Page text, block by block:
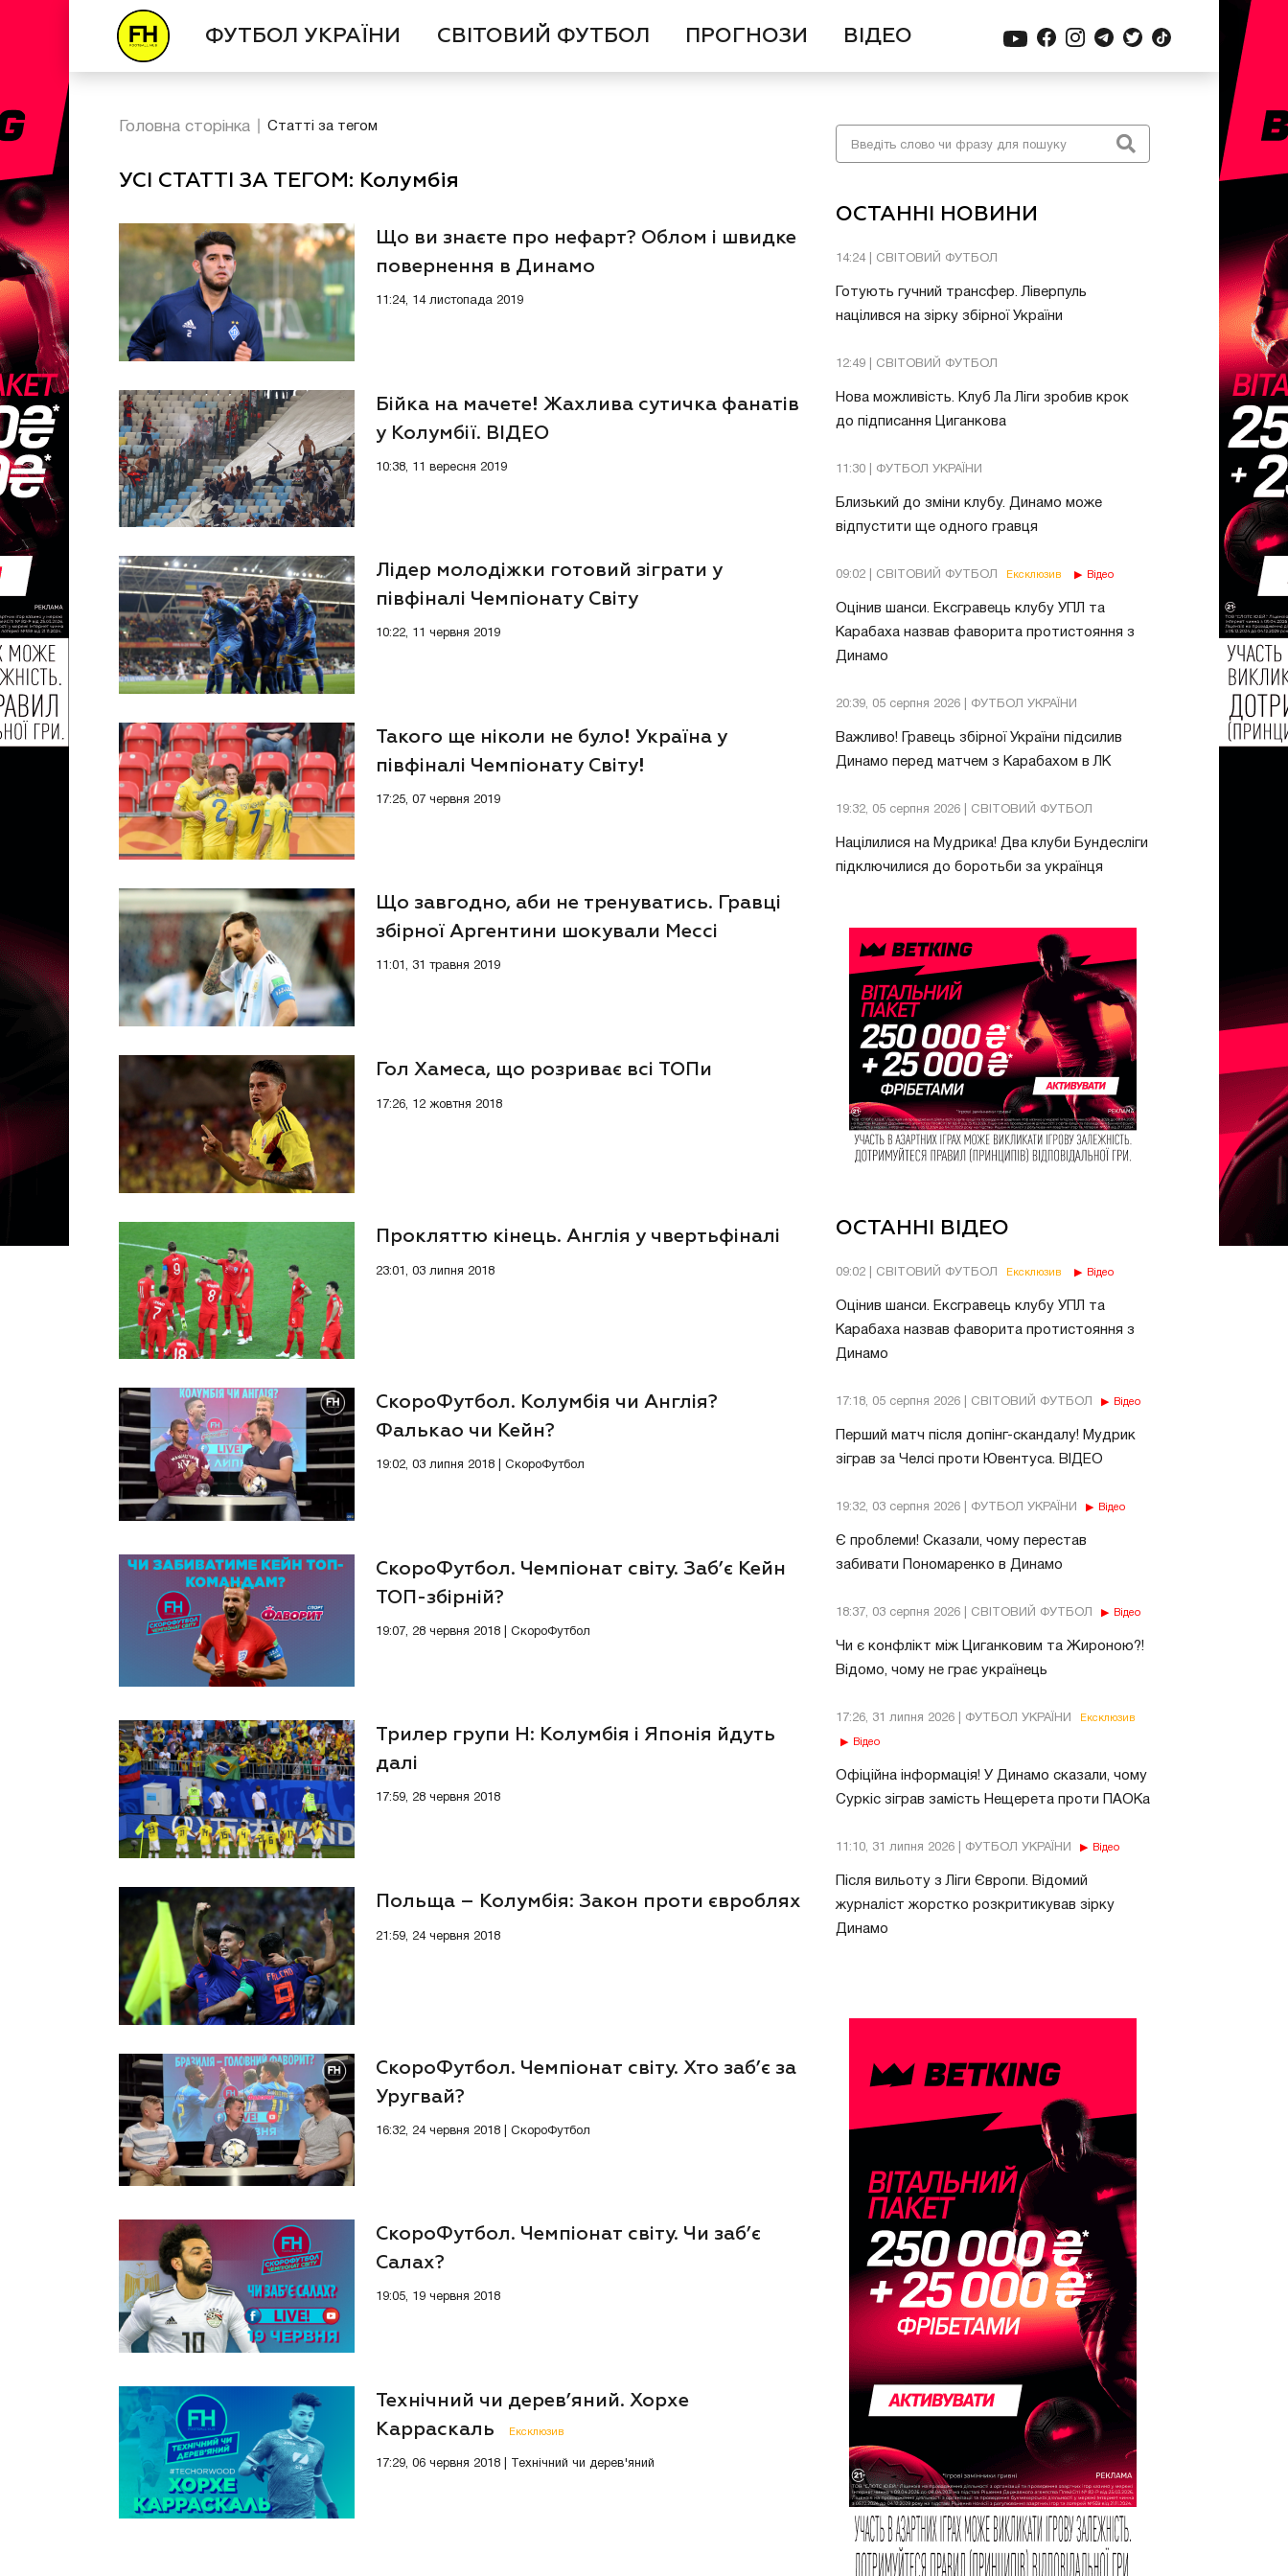
ФУТБОЛ УКРАЇНИ СВІТОВИЙ ФУТБОЛ ПРОГНОЗИ ВІДЕО
ОСТАННІ НОВИНИ
14:24 | СВІТОВИЙ ФУТБОЛ
Готують гучний трансфер. Ліверпуль
націлився на зірку збірної України
12:49 | СВІТОВИЙ ФУТБОЛ
Нова можливість. Клуб Ла Ліги зробив крок
до підписання Циганкова
11:30 | ФУТБОЛ УКРАЇНИ
Близький до зміни клубу. Динамо може
відпустити ще одного гравця
09:02 | СВІТОВИЙ ФУТБОЛ Ексклюзив Відео
Оцінив шанси. Ексгравець клубу УПЛ та
Карабаха назвав фаворита протистояння з
Динамо
20:39, 05 серпня 2026 | ФУТБОЛ УКРАЇНИ
Важливо! Гравець збірної України підсилив
Динамо перед матчем з Карабахом в ЛК
19:32, 05 серпня 2026 | СВІТОВИЙ ФУТБОЛ
Націлилися на Мудрика! Два клуби Бундесліги
підключилися до боротьби за українця
ОСТАННІ ВІДЕО
09:02 | СВІТОВИЙ ФУТБОЛ Ексклюзив Відео
Оцінив шанси. Ексгравець клубу УПЛ та
Карабаха назвав фаворита протистояння з
Динамо
17:18, 05 серпня 2026 | СВІТОВИЙ ФУТБОЛ Відео
Перший матч після допінг-скандалу! Мудрик
зіграв за Челсі проти Ювентуса. ВІДЕО
19:32, 03 серпня 2026 | ФУТБОЛ УКРАЇНИ Відео
Є проблеми! Сказали, чому перестав
забивати Пономаренко в Динамо
18:37, 03 серпня 2026 | СВІТОВИЙ ФУТБОЛ Відео
Чи є конфлікт між Циганковим та Жироною?!
Відомо, чому не грає українець
17:26, 31 липня 2026 | ФУТБОЛ УКРАЇНИ Ексклюзив
Відео
Офіційна інформація! У Динамо сказали, чому
Суркіс зіграв замість Нещерета проти ПАОКа
11:10, 31 липня 2026 | ФУТБОЛ УКРАЇНИ Відео
Після вильоту з Ліги Європи. Відомий
журналіст жорстко розкритикував зірку
Динамо
Головна сторінка Статті за тегом
УСІ СТАТТІ ЗА ТЕГОМ: Колумбія
Що ви знаєте про нефарт? Облом і швидке
повернення в Динамо
11:24, 14 листопада 2019
Бійка на мачете! Жахлива сутичка фанатів
у Колумбії. ВІДЕО
10:38, 11 вересня 2019
Лідер молодіжки готовий зіграти у
півфіналі Чемпіонату Світу
10:22, 11 червня 2019
Такого ще ніколи не було! Україна у
півфіналі Чемпіонату Світу!
17:25, 07 червня 2019
Що завгодно, аби не тренуватись. Гравці
збірної Аргентини шокували Мессі
11:01, 31 травня 2019
Гол Хамеса, що розриває всі ТОПи
17:26, 12 жовтня 2018
Прокляттю кінець. Англія у чвертьфіналі
23:01, 03 липня 2018
СкороФутбол. Колумбія чи Англія?
Фалькао чи Кейн?
19:02, 03 липня 2018 | СкороФутбол
СкороФутбол. Чемпіонат світу. Заб’є Кейн
ТОП-збірній?
19:07, 28 червня 2018 | СкороФутбол
Трилер групи H: Колумбія і Японія йдуть
далі
17:59, 28 червня 2018
Польща – Колумбія: Закон проти євроблях
21:59, 24 червня 2018
СкороФутбол. Чемпіонат світу. Хто заб’є за
Уругвай?
16:32, 24 червня 2018 | СкороФутбол
СкороФутбол. Чемпіонат світу. Чи заб’є
Салах?
19:05, 19 червня 2018
Технічний чи дерев’яний. Хорхе
Карраскаль
Ексклюзив
17:29, 06 червня 2018 | Технічний чи дерев'яний